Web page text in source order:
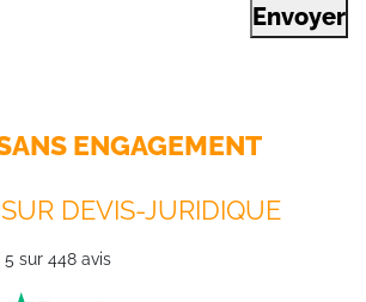
Envoyer
ENGAGEMENT
DEVIS-JURIDIQUE
5 sur 448 avis